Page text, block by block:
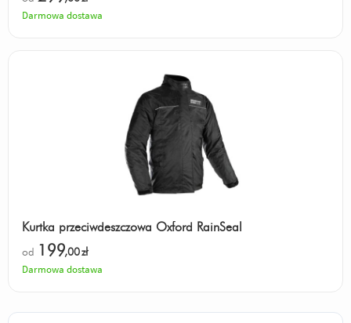
Darmowa dostawa
Kurtka przeciwdeszczowa Oxford RainSeal
od 199,00zł
Darmowa dostawa